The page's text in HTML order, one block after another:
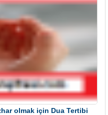
olmak için Dua Tertibi